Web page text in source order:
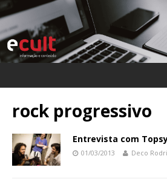
rock progressivo
Entrevista com
01/03/2013 Deco